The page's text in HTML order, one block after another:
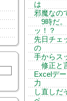
は
邪魔なの
9時だ。
ッ！？
先日チェ
の
手からス
修正と
Excelデ
力
し直しだ